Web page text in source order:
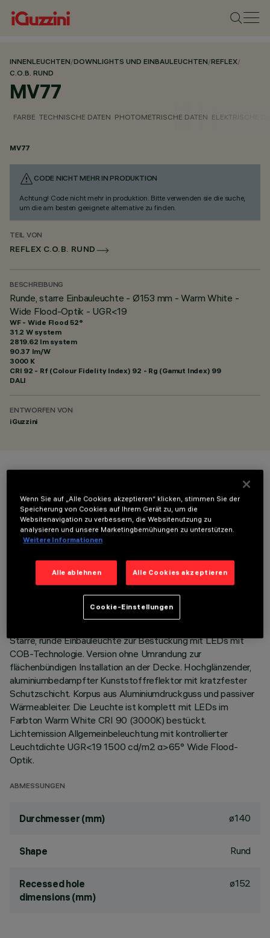
INNENLEUCHTEN/DOWNLIGHTS UND EINBAULEUCHTEN/REFLEX/
C.O.B. RUND
MV77
FARBE TECHNISCHE DATEN PHOTOMETRISCHE DATEN ELEKTRISCHE
MV77
CODE NICHT MEHR IN PRODUKTION
Achtung! Code nicht mehr in produktion. Bitte verwenden sie die suche,
um die am besten geeignete alternative zu finden.
TEIL VON
REFLEX C.O.B. RUND
BESCHREIBUNG
Runde, starre Einbauleuchte - Ø153 mm - Warm White -
Wide Flood-Optik - UGR<19
WF - Wide Flood 52°
31.2 W system
2819.62 lm system
90.37 lm/W
3000 K
CRI 92 - Rf (Colour Fidelity Index) 92 - Rg (Gamut Index) 99
DALI
ENTWORFEN VON
iGuzzini
TECHNISCHE DATEN
LETZTES UPDATE: 01.08.2026
Starre, runde Einbauleuchte zur Bestückung mit LEDs mit
COB-Technologie. Version ohne Umrandung zur
flächenbündigen Installation an der Decke. Hochglänzender,
aluminiumbedampfter Kunststoffreflektor mit kratzfester
Schutzschicht. Korpus aus Aluminiumdruckguss und passiver
Wärmeableiter. Die Leuchte ist komplett mit LEDs im
Farbton Warm White CRI 90 (3000K) bestückt.
Lichtemission Allgemeinbeleuchtung mit kontrollierter
Leuchtdichte UGR<19 1500 cd/m2 α>65° Wide Flood-
Optik.
ABMESSUNGEN
Durchmesser (mm) ø140
Shape Rund
Recessed hole
dimensions (mm)
ø152
Wenn Sie auf „Alle Cookies akzeptieren“ klicken, stimmen Sie der
Speicherung von Cookies auf Ihrem Gerät zu, um die
Websitenavigation zu verbessern, die Websitenutzung zu
analysieren und unsere Marketingbemühungen zu unterstützen.
Weitere Informationen
Alle ablehnen Alle Cookies akzeptieren
Cookie-Einstellungen